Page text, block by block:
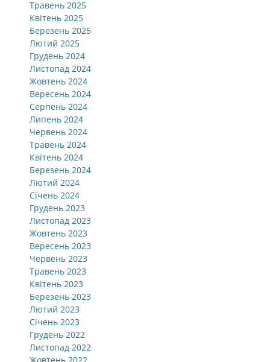
Травень 2025
Квітень 2025
Березень 2025
Лютий 2025
Грудень 2024
Листопад 2024
Жовтень 2024
Вересень 2024
Серпень 2024
Липень 2024
Червень 2024
Травень 2024
Квітень 2024
Березень 2024
Лютий 2024
Січень 2024
Грудень 2023
Листопад 2023
Жовтень 2023
Вересень 2023
Червень 2023
Травень 2023
Квітень 2023
Березень 2023
Лютий 2023
Січень 2023
Грудень 2022
Листопад 2022